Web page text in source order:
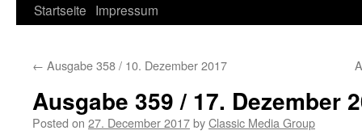
Skip
content
Startseite Impressum
← Ausgabe 358 / 10. Dezember 2017
Ausgabe 359 / 17. Dezember
Posted on 27. December 2017byClassic Media Group